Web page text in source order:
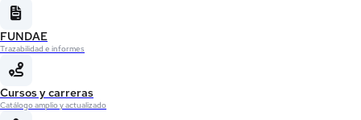
FUNDAE
Trazabilidad e informes
Cursos y carreras
Catálogo amplio y actualizado